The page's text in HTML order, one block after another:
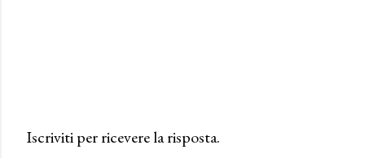
Iscriviti per ricevere la risposta.